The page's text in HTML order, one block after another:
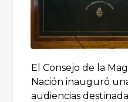
El Consejo de la
Nación inauguró
audiencias